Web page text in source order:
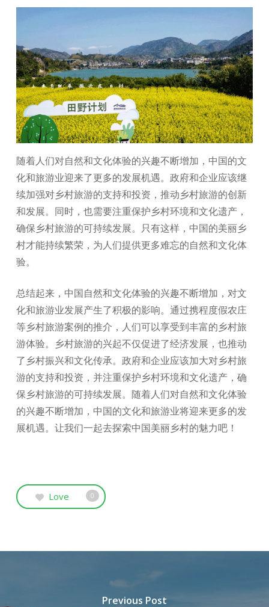
随着人们对自然和文化体验的兴趣不断增加，中国的文
化和旅游业迎来了更多的发展机遇。政府和企业应该继
续加强对乡村旅游的支持和投资，推动乡村旅游的创新
和发展。同时，也需要注重保护乡村环境和文化遗产，
确保乡村旅游的可持续发展。只有这样，中国的美丽乡
村才能持续繁荣，为人们提供更多难忘的自然和文化体
验。
总结起来，中国自然和文化体验的兴趣不断增加，对文
化和旅游业发展产生了积极的影响。通过携程度假农庄
等乡村旅游案例的推介，人们可以享受到丰富的乡村旅
游体验。乡村旅游的兴起不仅促进了经济发展，也推动
了乡村振兴和文化传承。政府和企业应该加大对乡村旅
游的支持和投资，并注重保护乡村环境和文化遗产，确
保乡村旅游的可持续发展。随着人们对自然和文化体验
的兴趣不断增加，中国的文化和旅游业将迎来更多的发
展机遇。让我们一起去探索中国美丽乡村的魅力吧！
Love 0
Previous Post